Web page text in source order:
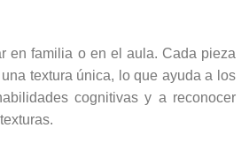
en familia o en el aula. Cada pieza
textura única, lo que ayuda a los
cognitivas y a reconocer